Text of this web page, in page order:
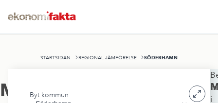
STARTSIDAN REGIONAL JÄMFÖRELSE SÖDERHAMN
Medelålder
kommun
Byt kommun
i